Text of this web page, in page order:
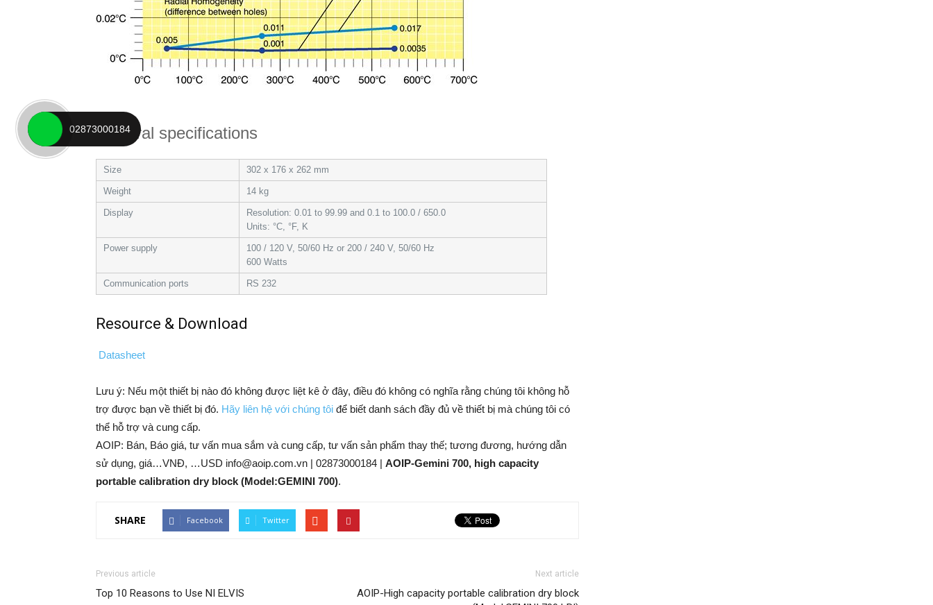
General specifications
Size 302 x 176 x 262 mm
Weight 14 kg
Display
Resolution: 0.01 to 99.99 and 0.1 to 100.0 / 650.0
Units: °C, °F, K
Power supply
100 / 120 V, 50/60 Hz or 200 / 240 V, 50/60 Hz
600 Watts
Communication ports RS 232
Resource & Download
Datasheet
Lưu ý: Nếu một thiết bị nào đó không được liệt kê ở đây, điều đó không có nghĩa rằng chúng tôi không hỗ
trợ được bạn về thiết bị đó. Hãy liên hệ với chúng tôi để biết danh sách đầy đủ về thiết bị mà chúng tôi có
thể hỗ trợ và cung cấp.
AOIP: Bán, Báo giá, tư vấn mua sắm và cung cấp, tư vấn sản phẩm thay thế; tương đương, hướng dẫn
sử dụng, giá…VNĐ, …USD info@aoip.com.vn | 02873000184 | AOIP-Gemini 700, high capacity
portable calibration dry block (Model:GEMINI 700).
SHARE Facebook Twitter
Previous article
Top 10 Reasons to Use NI ELVIS
Next article
AOIP-High capacity portable calibration dry block
02873000184